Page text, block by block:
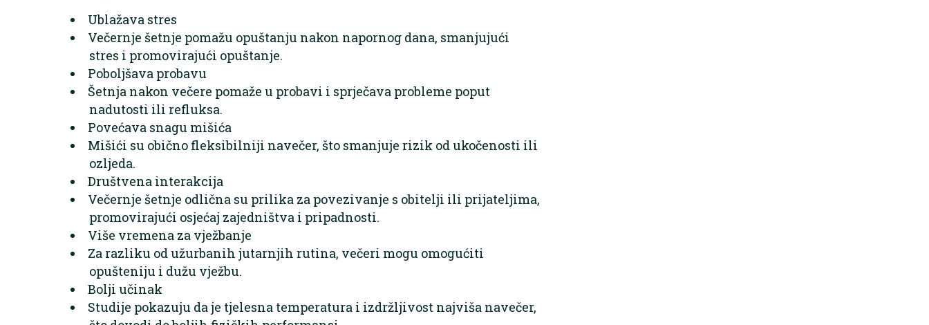
Ublažava stres
Večernje šetnje pomažu opuštanju nakon napornog dana, smanjujući
stres i promovirajući opuštanje.
Poboljšava probavu
Šetnja nakon večere pomaže u probavi i sprječava probleme poput
nadutosti ili refluksa.
Povećava snagu mišića
Mišići su obično fleksibilniji navečer, što smanjuje rizik od ukočenosti ili
ozljeda.
Društvena interakcija
Večernje šetnje odlična su prilika za povezivanje s obitelji ili prijateljima,
promovirajući osjećaj zajedništva i pripadnosti.
Više vremena za vježbanje
Za razliku od užurbanih jutarnjih rutina, večeri mogu omogućiti
opušteniju i dužu vježbu.
Bolji učinak
Studije pokazuju da je tjelesna temperatura i izdržljivost najviša navečer,